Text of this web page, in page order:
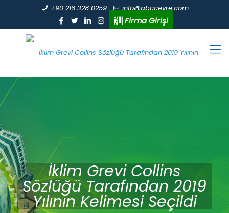
+90 216 328 0259 info@abccevre.com
Firma Girişi
İklim Grevi Collins
Sözlüğü Tarafından 2019
Yılının Kelimesi Seçildi